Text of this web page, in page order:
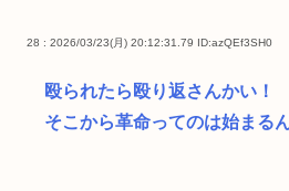
28 : 2026/03/23(月) 20:12:31.79 ID:azQEf3SH0
殴られたら殴り返さんかい！
そこから革命ってのは始まる